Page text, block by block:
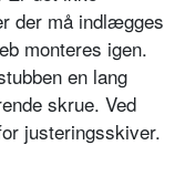
der må indlægges
monteres igen.
en lang
skrue. Ved
justeringsskiver.